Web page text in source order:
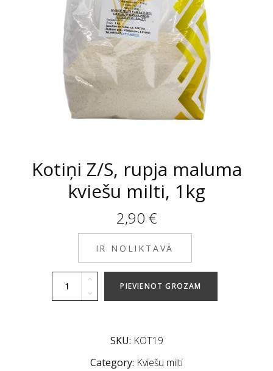
Kotiņi Z/S, rupja maluma
kviešu milti, 1kg
2,90 €
IR NOLIKTAVĀ
PIEVIENOT GROZAM
SKU: KOT19
Category: Kviešu milti